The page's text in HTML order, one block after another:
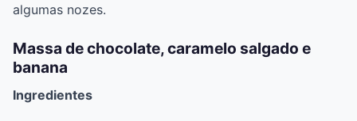
algumas nozes.
Massa de chocolate, caramelo salgado e
banana
Ingredientes